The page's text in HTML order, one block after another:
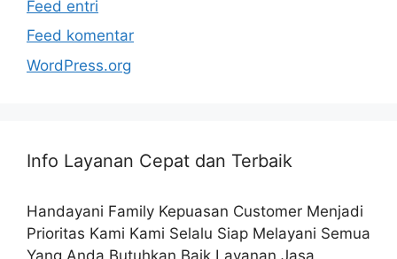
Feed entri
Feed komentar
WordPress.org
Info Layanan Cepat dan Terbaik
Handayani Family Kepuasan Customer Menjadi
Prioritas Kami Kami Selalu Siap Melayani Semua
Yang Anda Butuhkan Baik Layanan Jasa